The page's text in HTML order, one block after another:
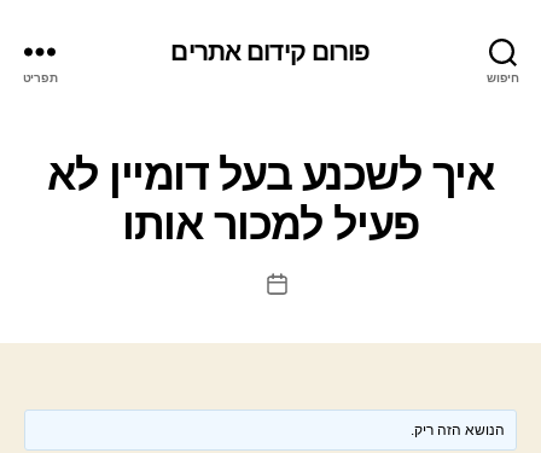
חיפוש
פורום קידום אתרים
תפריט
איך לשכנע בעל דומיין לא
פעיל למכור אותו
תאריך
הנושא הזה ריק.